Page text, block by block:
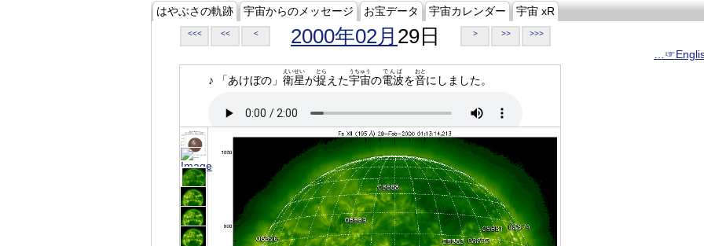
はやぶさの軌跡 宇宙からのメッセージ お宝データ 宇宙カレンダー 宇宙 xR
<<< << < 2000年02月 29日 > >> >>>
♪ 「あけぼの」 衛星
えいせい
が捉
とら
えた宇宙
うちゅう
の電波
でんぱ
を音
おと
にしました。